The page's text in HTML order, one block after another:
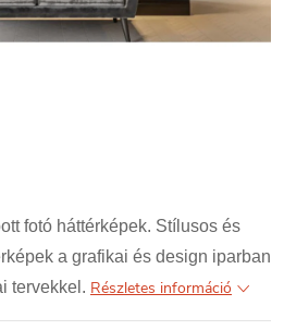
fotó háttérképek. Stílusos és
a grafikai és design iparban
tervekkel. Részletes információ